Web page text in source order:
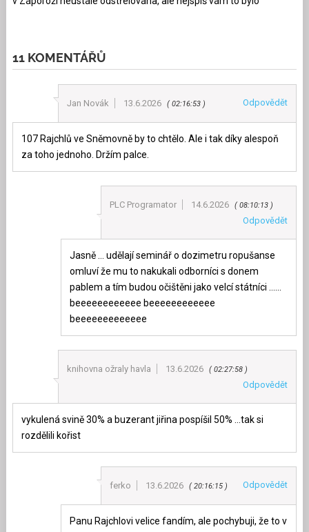
11 KOMENTÁŘŮ
Jan Novák 13.6.2026 02:16:53 Odpovědět
107 Rajchlů ve Sněmovně by to chtělo. Ale i tak díky alespoň
za toho jednoho. Držím palce.
PLC Programator 14.6.2026 08:10:13
Odpovědět
Jasně … udělají seminář o dozimetru ropušanse
omluví že mu to nakukali odborníci s donem
pablem a tím budou očištěni jako velcí státníci ……
beeeeeeeeeeee beeeeeeeeeeee
beeeeeeeeeeeee
knihovna ožraly havla 13.6.2026 02:27:58
Odpovědět
vykulená svině 30% a buzerant jiřina pospíšil 50% …tak si
rozdělili kořist
ferko 13.6.2026 20:16:15 Odpovědět
Panu Rajchlovi velice fandím, ale pochybuji, že to v